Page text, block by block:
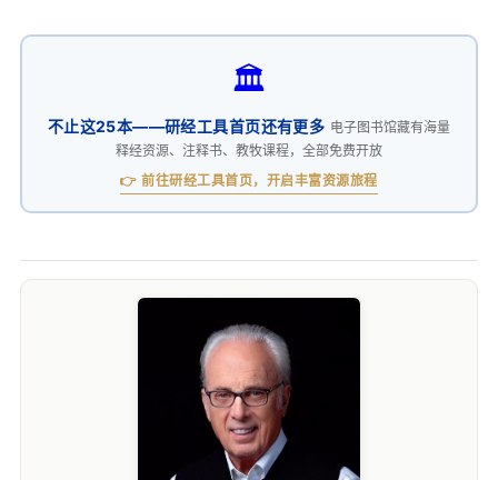
🏛️
不止这25本——研经工具首页还有更多 电子图书馆藏有海量
释经资源、注释书、教牧课程，全部免费开放
👉 前往研经工具首页，开启丰富资源旅程